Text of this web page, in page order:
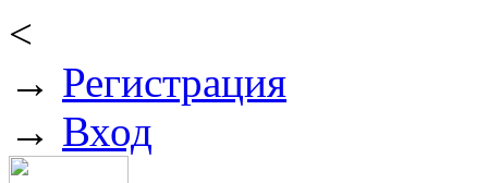
<
→ Регистрация
→ Вход